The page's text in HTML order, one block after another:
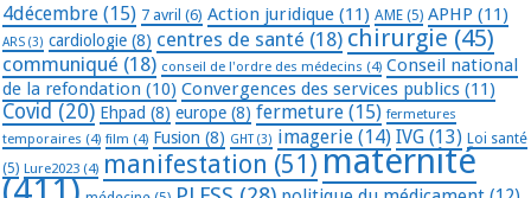
4décembre (15) 7 avril (6) Action juridique (11) AME (5) APHP (11)
ARS (3) cardiologie (8) centres de santé (18) chirurgie (45)
communiqué (18) conseil de l'ordre des médecins (4) Conseil national
de la refondation (10) Convergences des services publics (11)
Covid (20) Ehpad (8) europe (8) fermeture (15) fermetures
temporaires (4) film (4) Fusion (8) GHT(3) imagerie (14) IVG (13) Loi santé
(5) Lure2023 (4) manifestation (51) maternité